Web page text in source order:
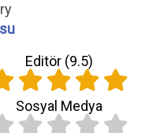
Editör (9.5)
Sosyal Medya